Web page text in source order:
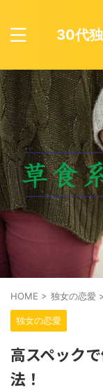
30代
HOME > 独女の恋愛
独女の恋愛
高スペック
法！